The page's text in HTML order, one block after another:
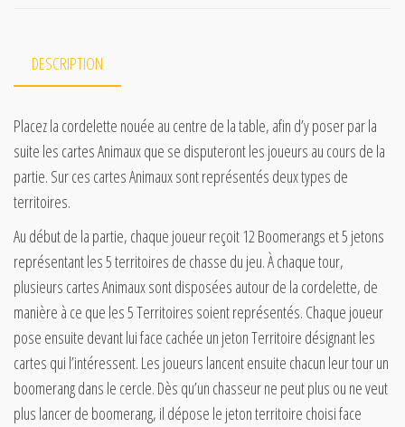
DESCRIPTION
Placez la cordelette nouée au centre de la table, afin d’y poser par la
suite les cartes Animaux que se disputeront les joueurs au cours de la
partie. Sur ces cartes Animaux sont représentés deux types de
territoires.
Au début de la partie, chaque joueur reçoit 12 Boomerangs et 5 jetons
représentant les 5 territoires de chasse du jeu. À chaque tour,
plusieurs cartes Animaux sont disposées autour de la cordelette, de
manière à ce que les 5 Territoires soient représentés. Chaque joueur
pose ensuite devant lui face cachée un jeton Territoire désignant les
cartes qui l’intéressent. Les joueurs lancent ensuite chacun leur tour un
boomerang dans le cercle. Dès qu’un chasseur ne peut plus ou ne veut
plus lancer de boomerang, il dépose le jeton territoire choisi face